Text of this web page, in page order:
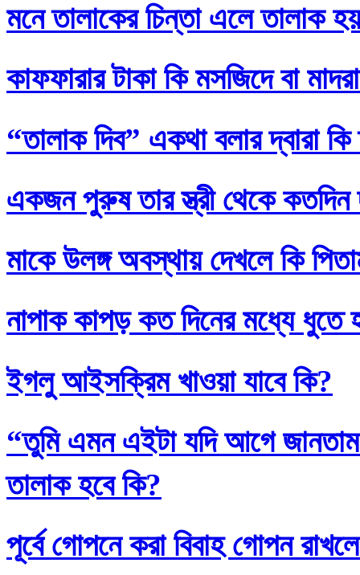
মনে তালাকের চিন্তা এলে তালাক
কাফফারার টাকা কি মসজিদে বা
“তালাক দিব” একথা বলার দ্বারা
একজন পুরুষ তার স্ত্রী থেকে কতদিন
মাকে উলঙ্গ অবস্থায় দেখলে কি
নাপাক কাপড় কত দিনের মধ্যে ধুতে
ইগলু আইসক্রিম খাওয়া যাবে কি?
“তুমি এমন এইটা যদি আগে
তালাক হবে কি?
পূর্বে গোপনে করা বিবাহ গোপন